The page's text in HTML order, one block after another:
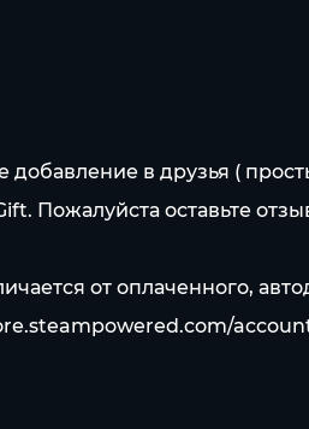
в друзья (
Пожалуйста оставьте
от оплаченного,